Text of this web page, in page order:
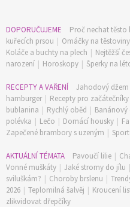
DOPORUČUJEME Proč nechat těsto
kuřecích prsou | Omáčky na
Koláče a buchty na plech | Nejtěžší
narození | Horoskopy | Šperky na
RECEPTY A VAŘENÍ Jahodový džem
hamburger | Recepty pro začátečníky
bublanina | Rychlý oběd | Banánový
polévka | Lečo | Domácí housky |
Zapečené brambory s uzeným |
AKTUÁLNÍ TÉMATA Pavoučí lilie |
Vonné muškáty | Jaké stromy do jílu |
sviluškám? | Choroby brslenu |
2026 | Teplomilná šalvěj | Kroucení
zlikvidovat dřepčíky